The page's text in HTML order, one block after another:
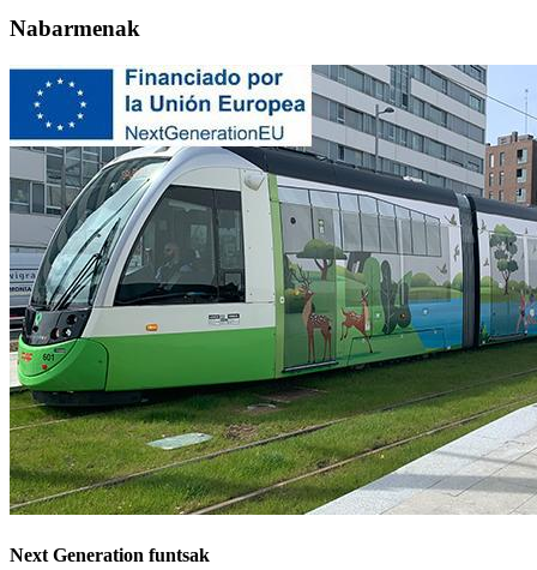
Nabarmenak
Next Generation funtsak